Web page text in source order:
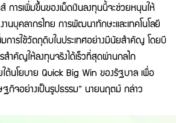
การเพิ่มขึ้นของเม็ดเงินลงทุนนี้จะช่วยหนุนให้
งานบุคลากรไทย การพัฒนาทักษะและเทคโนโลยี
การใช้วัตถุดิบในประเทศอย่างมีนัยสำคัญ โดยบี
รสำคัญให้ลงทุนจริงได้เร็วที่สุดผ่านกลไก
ใต้นโยบาย Quick Big Win ของรัฐบาล เพื่อ
ษฐกิจอย่างเป็นรูปธรรม” นายนฤตม์ กล่าว